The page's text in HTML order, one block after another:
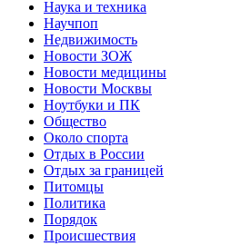
Наука и техника
Научпоп
Недвижимость
Новости ЗОЖ
Новости медицины
Новости Москвы
Ноутбуки и ПК
Общество
Около спорта
Отдых в России
Отдых за границей
Питомцы
Политика
Порядок
Происшествия